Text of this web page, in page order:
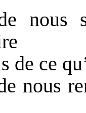
nous
de ce
nous